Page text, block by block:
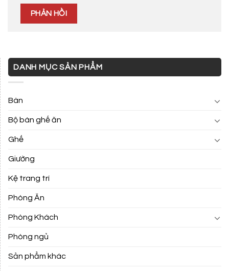
DANH MỤC SẢN PHẨM
Bàn
Bộ bàn ghế ăn
Ghế
Giường
Kệ trang trí
Phòng Ăn
Phòng Khách
Phòng ngủ
Sản phẩm khác